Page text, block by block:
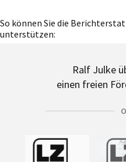
So können Sie die
unterstützen:
Ralf Julke
einen freien